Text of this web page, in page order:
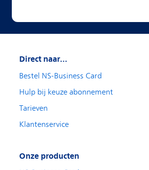
Direct naar...
Bestel NS-Business Card
Hulp bij keuze abonnement
Tarieven
Klantenservice
Onze producten